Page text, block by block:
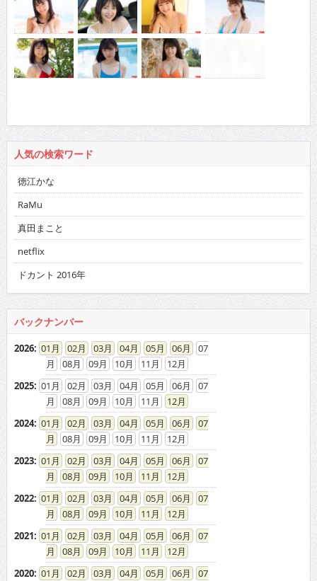
人気の検索ワード
徳江かな
RaMu
真田まこと
netflix
ドカント 2016年
バックナンバー
2026: 01 02 03 04 05 06
07
08
09 10 11
12
2025: 01 02 03 04 05 06
07
08
09 10 11
12
2024: 01 02 03 04 05 06
07
08
09 10 11
12
2023: 01 02 03 04 05 06
07
08
09 10 11
12
2022: 01 02 03 04 05 06
07
08
09 10 11
12
2021: 01 02 03 04 05 06
07
08
09 10 11
12
2020: 01 02 03 04 05 06
07